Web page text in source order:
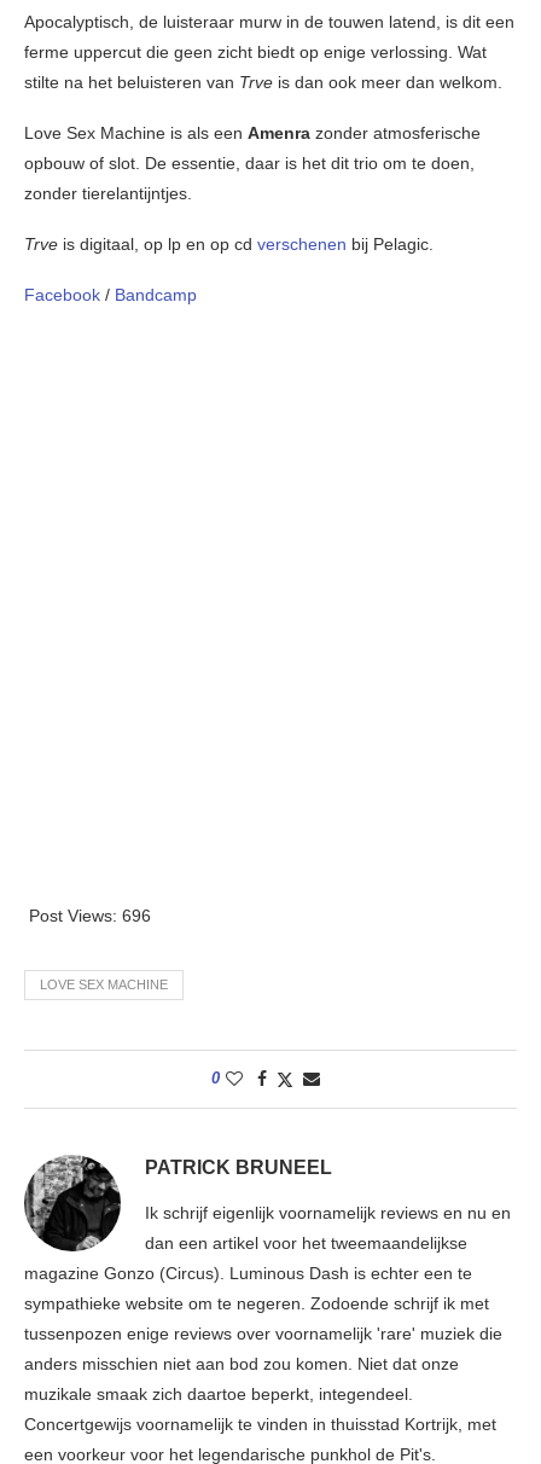
Apocalyptisch, de luisteraar murw in de touwen latend, is dit een
ferme uppercut die geen zicht biedt op enige verlossing. Wat
stilte na het beluisteren van Trve is dan ook meer dan welkom.
Love Sex Machine is als een Amenra zonder atmosferische
opbouw of slot. De essentie, daar is het dit trio om te doen,
zonder tierelantijntjes.
Trve is digitaal, op lp en op cd verschenen bij Pelagic.
Facebook / Bandcamp
Post Views: 696
LOVE SEX MACHINE
0
PATRICK BRUNEEL
Ik schrijf eigenlijk voornamelijk reviews en nu en
dan een artikel voor het tweemaandelijkse
magazine Gonzo (Circus). Luminous Dash is echter een te
sympathieke website om te negeren. Zodoende schrijf ik met
tussenpozen enige reviews over voornamelijk 'rare' muziek die
anders misschien niet aan bod zou komen. Niet dat onze
muzikale smaak zich daartoe beperkt, integendeel.
Concertgewijs voornamelijk te vinden in thuisstad Kortrijk, met
een voorkeur voor het legendarische punkhol de Pit's.